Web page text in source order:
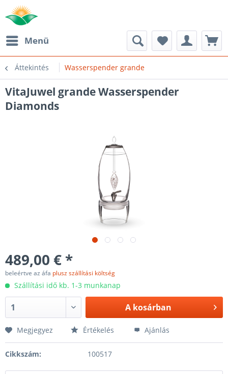
Menü
Áttekintés Wasserspender grande
VitaJuwel grande Wasserspender
Diamonds
489,00 € *
beleértve az áfa plusz szállítási költség
Szállítási idő kb. 1-3 munkanap
A kosárban
Megjegyez Értékelés Ajánlás
Cikkszám: 100517